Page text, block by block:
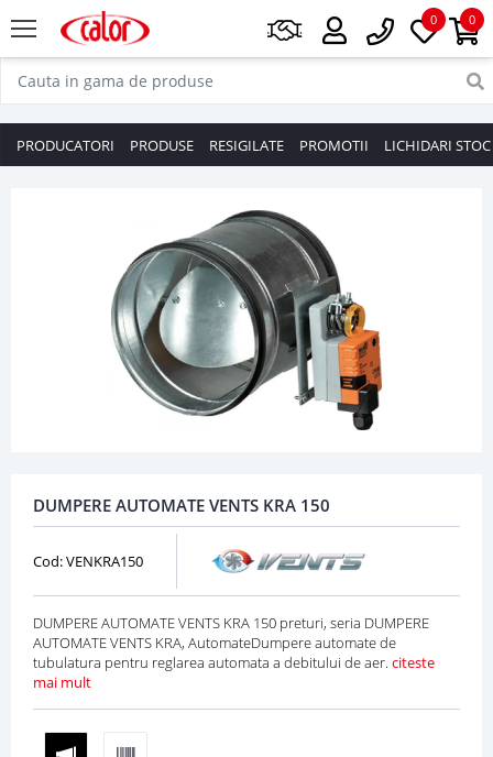
0
0
PRODUCATORI PRODUSE RESIGILATE PROMOTII LICHIDARI STOC
DUMPERE AUTOMATE VENTS KRA 150
Cod: VENKRA150
DUMPERE AUTOMATE VENTS KRA 150 preturi, seria DUMPERE
AUTOMATE VENTS KRA, AutomateDumpere automate de
tubulatura pentru reglarea automata a debitului de aer. citeste
mai mult